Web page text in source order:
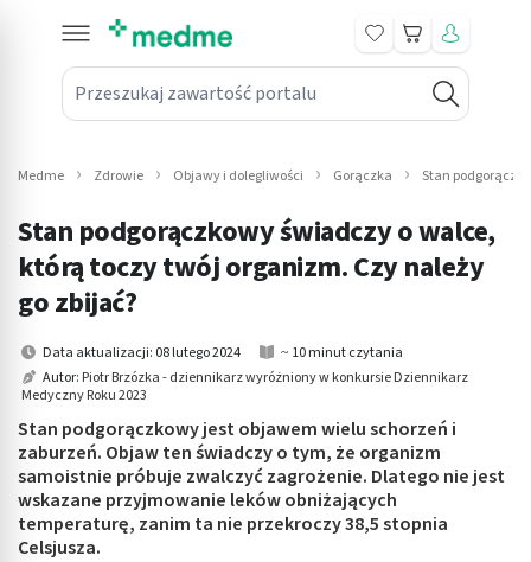
Przeszukaj zawartość portalu
Koszyk
submenu: Leki na receptę
submenu: Mama i dziecko
submenu: Kosmetyki
submenu: Higiena
submenu: Sprzęt medyczny
submenu: Intymne
submenu: Wellness
Medme Zdrowie Objawy i dolegliwości Gorączka Stan
Stan podgorączkowy świadczy o walce,
którą toczy twój organizm. Czy należy
go zbijać?
Data aktualizacji: 08 lutego 2024
~ 10 minut czytania
Autor: Piotr Brzózka - dziennikarz wyróżniony w konkursie Dziennikarz
Medyczny Roku 2023
Stan podgorączkowy jest objawem wielu schorzeń i
zaburzeń. Objaw ten świadczy o tym, że organizm
samoistnie próbuje zwalczyć zagrożenie. Dlatego nie jest
wskazane przyjmowanie leków obniżających
temperaturę, zanim ta nie przekroczy 38,5 stopnia
Celsjusza.